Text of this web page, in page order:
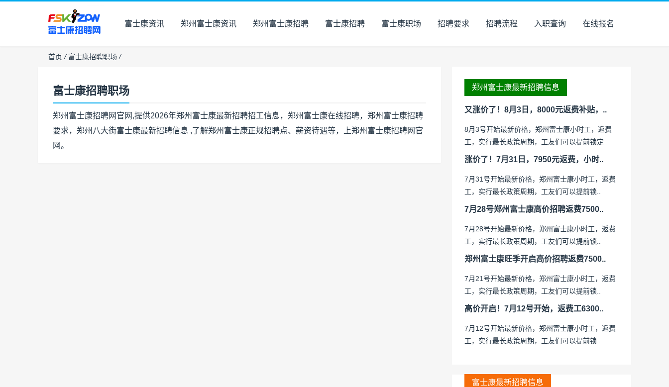
富士康资讯 郑州富士康资讯 郑州富士康招聘 富士康招聘 富士康职场 招聘要求 招聘流程 入职查询 在线报名
首页 / 富士康招聘职场 /
富士康招聘职场
郑州富士康招聘网官网,提供2026年郑州富士康最新招聘招工信息，郑州富士康在线招聘，郑州富士康招聘
要求，郑州八大街富士康最新招聘信息 ,了解郑州富士康正规招聘点、薪资待遇等，上郑州富士康招聘网官
网。
郑州富士康最新招聘信息
又涨价了！8月3日，8000元返费补贴，..
8月3号开始最新价格，郑州富士康小时工，返费
工，实行最长政策周期，工友们可以提前锁定..
涨价了！7月31日，7950元返费，小时..
7月31号开始最新价格，郑州富士康小时工，返费
工，实行最长政策周期，工友们可以提前锁..
7月28号郑州富士康高价招聘返费7500..
7月28号开始最新价格，郑州富士康小时工，返费
工，实行最长政策周期，工友们可以提前锁..
郑州富士康旺季开启高价招聘返费7500..
7月21号开始最新价格，郑州富士康小时工，返费
工，实行最长政策周期，工友们可以提前锁..
高价开启！7月12号开始，返费工6300..
7月12号开始最新价格，郑州富士康小时工，返费
工，实行最长政策周期，工友们可以提前锁..
富士康最新招聘信息